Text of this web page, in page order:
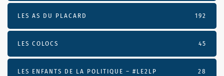
LES AS DU PLACARD 192
LES COLOCS 45
LES ENFANTS DE LA POLITIQUE – #LE2LP 28